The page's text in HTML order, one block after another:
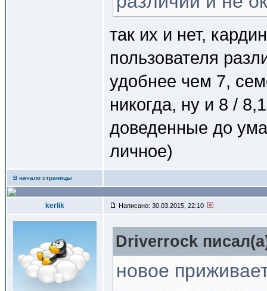
так их и нет,
пользователя
удобнее чем 7,
никогда, ну и 8 /
доведенные до
личное)
В начало страницы
kerlik Написано: 30.03.2015, 22:10
Driverrock
новое